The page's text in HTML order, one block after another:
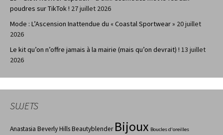
poudres sur TikTok ! 27 juillet 2026
Mode : L’Ascension Inattendue du « Coastal Sportwear » 20 juillet
2026
Le kit qu’on n’offre jamais à la mairie (mais qu’on devrait) ! 13 juillet
2026
SUJETS
Anastasia Beverly HillsBeautyblender Bijoux Boucles d'oreilles